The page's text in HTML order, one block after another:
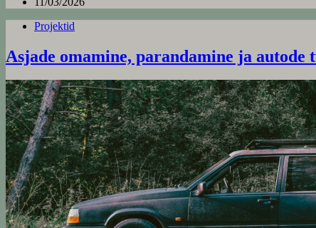
Projektid
Asjade omamine, parandamine ja autode